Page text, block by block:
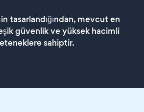
tasarlandığından, mevcut en
güvenlik ve yüksek hacimli
sahiptir.